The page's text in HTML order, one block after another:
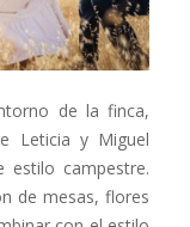
de la finca,
Leticia y Miguel
estilo campestre.
de mesas, flores